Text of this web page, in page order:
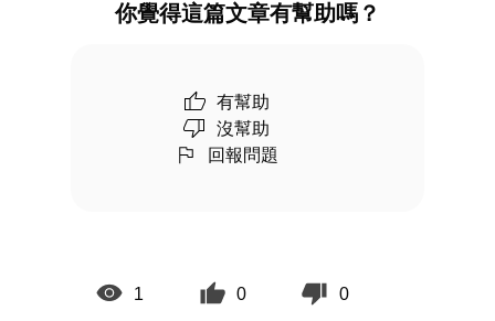
你覺得這篇文章有幫助嗎？
有幫助
沒幫助
回報問題
1 0 0